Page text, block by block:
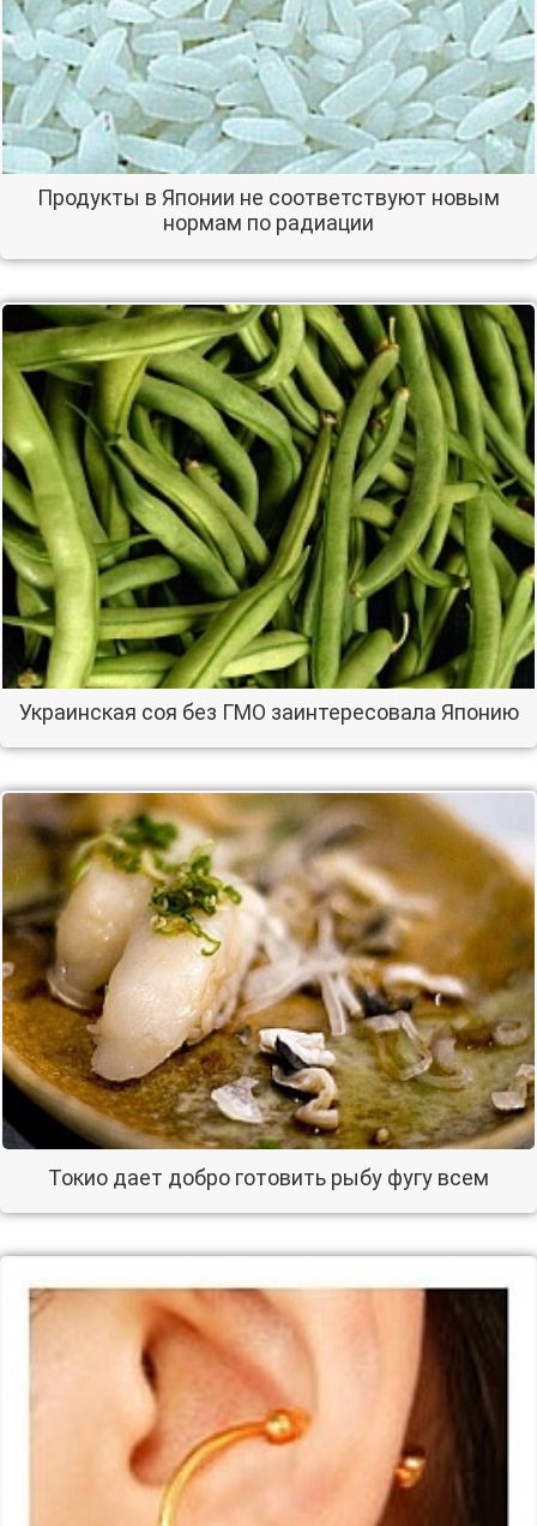
Продукты в Японии не соответствуют новым
нормам по радиации
Украинская соя без ГМО заинтересовала Японию
Токио дает добро готовить рыбу фугу всем